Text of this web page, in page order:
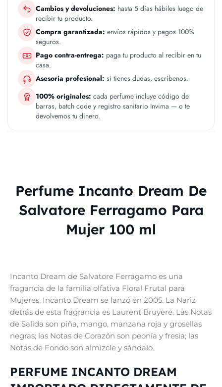
Cambios y devoluciones: hasta 5 días hábiles luego de
recibir tu producto.
Compra garantizada: envíos rápidos y pagos 100%
seguros.
Pago contra-entrega: paga tu producto al recibir en tu
casa.
Asesoría profesional: si tienes dudas, escríbenos.
100% originales: cada perfume incluye código de
barras, batch code y registro sanitario Invima — o te
devolvemos tu dinero.
Perfume Incanto Dream De
Salvatore Ferragamo Para
Mujer 100 ml
Incanto Dream de Salvatore Ferragamo es una
fragancia de la familia olfativa Floral Frutal para
Mujeres. Incanto Dream se lanzó en 2005. La Nariz
detrás de esta fragrancia es Laurent Bruyere. Las Notas
de Salida son piña, mango, manzana roja y grosellas
negras; las Notas de Corazón son peonía y fresia; las
Notas de Fondo son almizcle y sándalo.
PERFUME INCANTO DREAM